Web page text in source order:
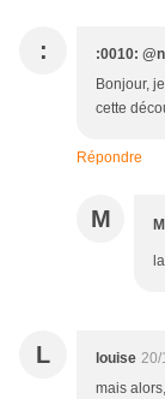
: :0010:
Bonjour,
cette
Répondre
M
L louise 20/
mais